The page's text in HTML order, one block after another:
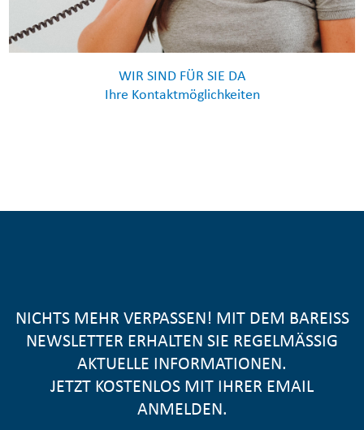
WIR SIND FÜR SIE DA
Ihre Kontaktmöglichkeiten
NICHTS MEHR VERPASSEN! MIT DEM BAREISS
NEWSLETTER ERHALTEN SIE REGELMÄSSIG A
KTUELLE INFORMATIONEN.
JETZT KOSTENLOS MIT IHRER EMAIL
ANMELDEN.